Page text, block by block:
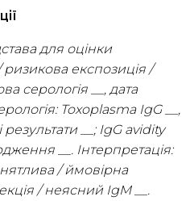
для оцінки
експозиція /
серологія __, дата
Toxoplasma IgG __,
__; IgG avidity
__. Інтерпретація:
/ ймовірна
/ неясний IgM __.